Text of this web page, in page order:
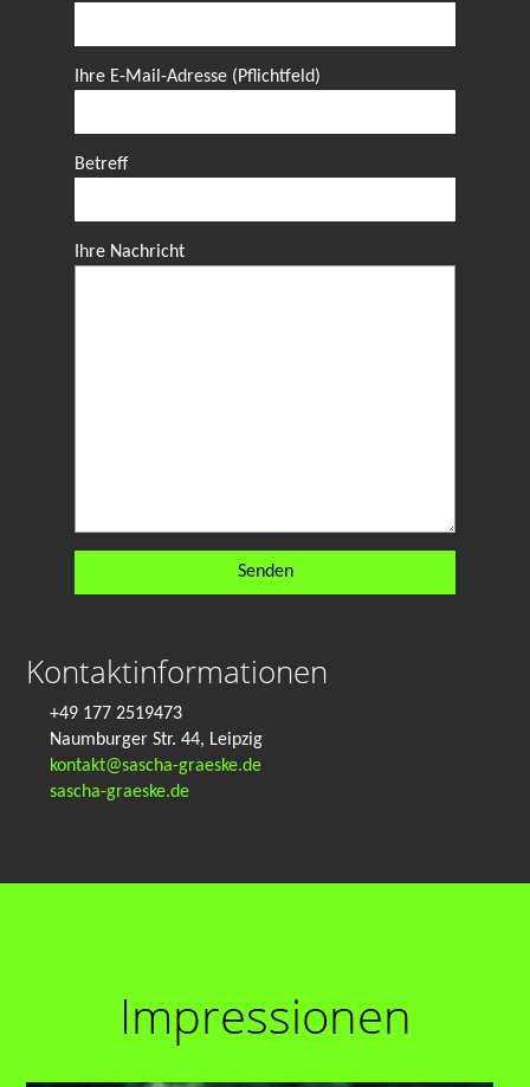
Ihre E-Mail-Adresse (Pflichtfeld)
Betreff
Ihre Nachricht
Kontaktinformationen
+49 177 2519473
Naumburger Str. 44, Leipzig
kontakt@sascha-graeske.de
sascha-graeske.de
Impressionen